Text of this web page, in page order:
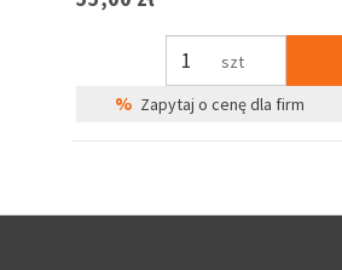
szt
% Zapytaj o cenę dla firm